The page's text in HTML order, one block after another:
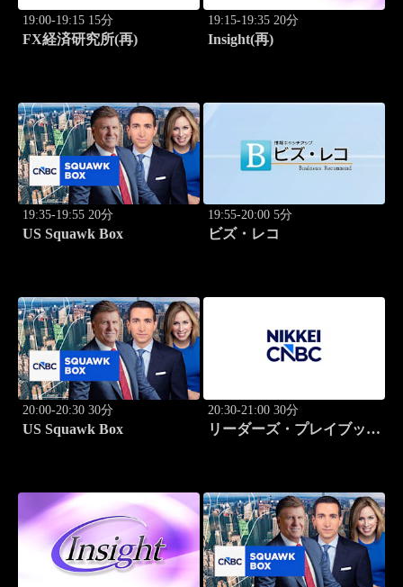
19:00-19:15 15分
FX経済研究所(再)
19:15-19:35 20分
Insight(再)
19:35-19:55 20分
US Squawk Box
19:55-20:00 5分
ビズ・レコ
20:00-20:30 30分
US Squawk Box
20:30-21:00 30分
リーダーズ・プレイブック